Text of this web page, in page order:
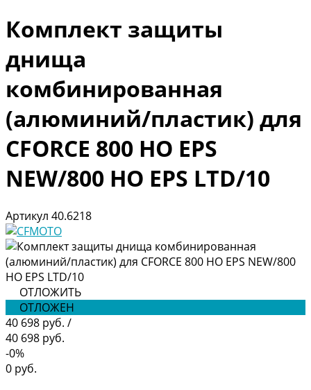
Комплект защиты
днища
комбинированная
(алюминий/пластик) для
CFORCE 800 HO EPS
NEW/800 HO EPS LTD/10
Артикул 40.6218
ОТЛОЖИТЬ
ОТЛОЖЕН
40 698 руб. /
40 698 руб.
-0%
0 руб.